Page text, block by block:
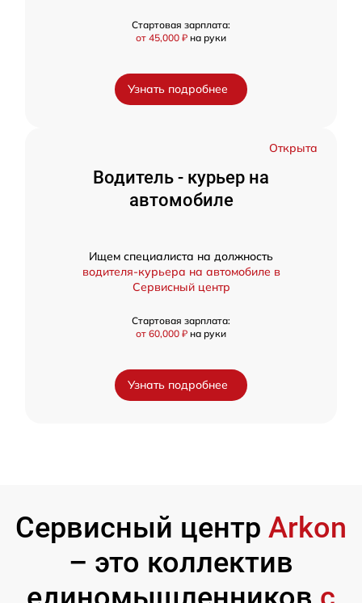
Стартовая зарплата:
от 45,000 ₽ на руки
Узнать подробнее
Открыта
Водитель - курьер на
автомобиле
Ищем специалиста на должность
водителя-курьера на автомобиле в
Сервисный центр
Стартовая зарплата:
от 60,000 ₽ на руки
Узнать подробнее
Сервисный центр Arkon
– это коллектив